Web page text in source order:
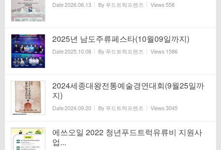
Date2026.06.13 By 푸드트럭프렌즈 Views558
2025년 남도주류페스타(10월09일까지)
Date2025.10.08 By 푸드트럭프렌즈 Views 1586
2024세종대왕전통예술경연대회(9월25일까
지)
Date2024.09.20 By 푸드트럭프렌즈 Views3045
에쓰오일 2022 청년푸드트럭유류비 지원사
업...